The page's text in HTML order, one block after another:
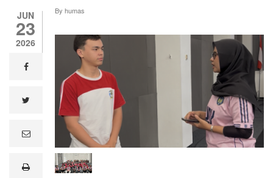
JUN
23
2026
facebook
e
lprint
By humas